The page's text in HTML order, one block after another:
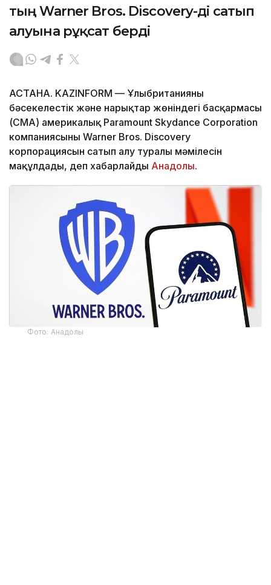
тың Warner Bros. Discovery-ді сатып
алуына рұқсат берді
АСТАНА. KAZINFORM — Ұлыбританияның
бәсекелестік және нарықтар жөніндегі басқармасы
(CMA) америкалық Paramount Skydance Corporation
компаниясының Warner Bros. Discovery
корпорациясын сатып алу туралы мәмілесін
мақұлдады, деп хабарлайды Анадолы.
Фото: Анадолы